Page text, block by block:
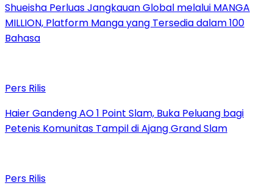
Shueisha Perluas Jangkauan Global melalui MANGA
MILLION, Platform Manga yang Tersedia dalam 100
Bahasa
Pers Rilis
Haier Gandeng AO 1 Point Slam, Buka Peluang bagi
Petenis Komunitas Tampil di Ajang Grand Slam
Pers Rilis